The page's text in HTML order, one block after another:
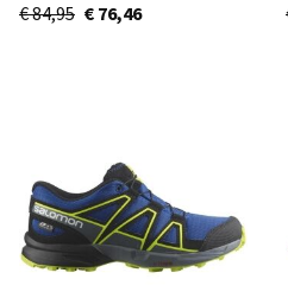
€ 84,95 € 76,46